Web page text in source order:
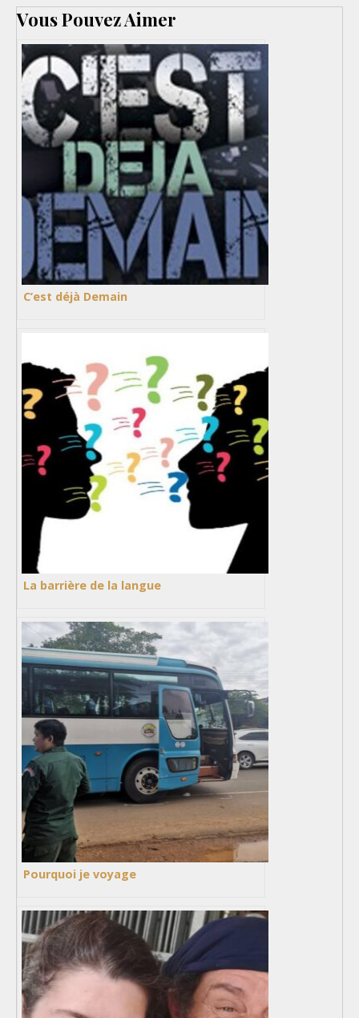
Vous Pouvez Aimer
C’est déjà Demain
La barrière de la langue
Pourquoi je voyage